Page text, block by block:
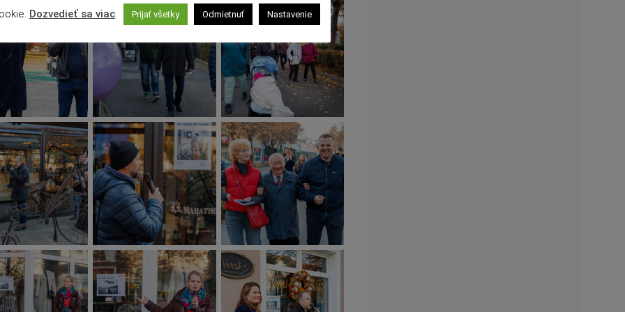
Dozvedieť sa viac. Prijať všetky Odmietnuť Nastavenie